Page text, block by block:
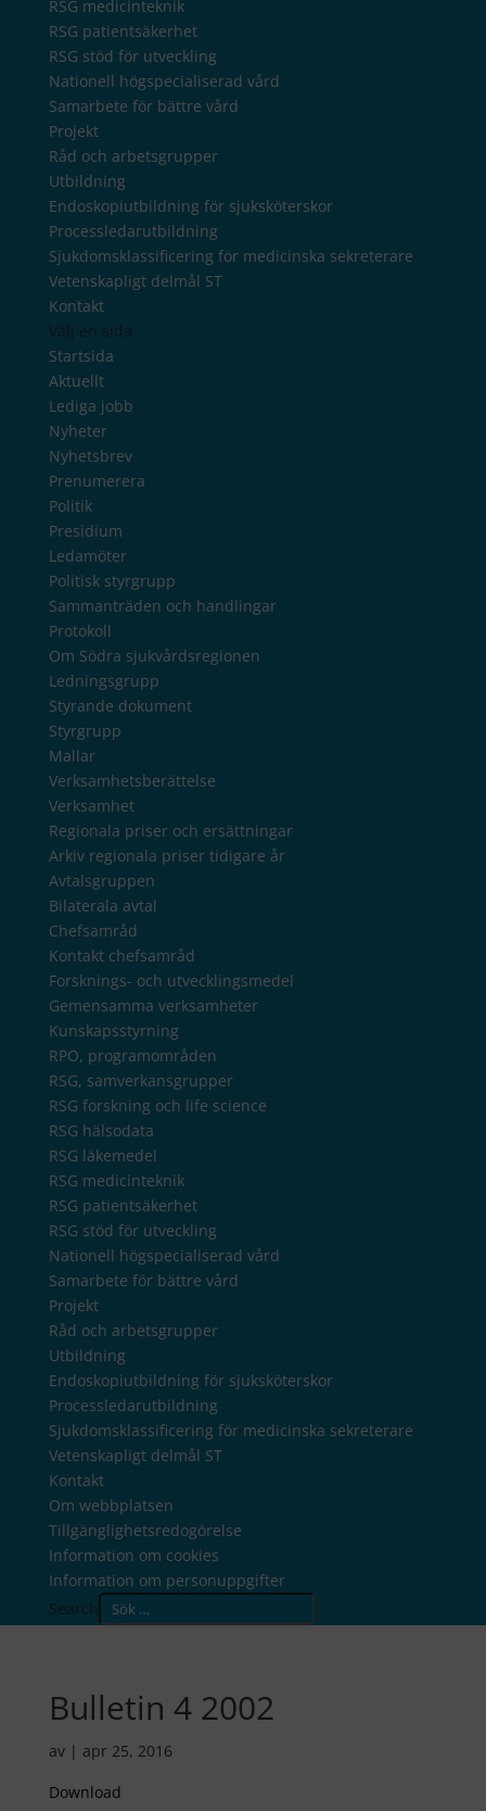
RSG medicinteknik
RSG patientsäkerhet
RSG stöd för utveckling
Nationell högspecialiserad vård
Samarbete för bättre vård
Projekt
Råd och arbetsgrupper
Utbildning
Endoskopiutbildning för sjuksköterskor
Processledarutbildning
Sjukdomsklassificering för medicinska sekreterare
Vetenskapligt delmål ST
Kontakt
Välj en sida
Startsida
Aktuellt
Lediga jobb
Nyheter
Nyhetsbrev
Prenumerera
Politik
Presidium
Ledamöter
Politisk styrgrupp
Sammanträden och handlingar
Protokoll
Om Södra sjukvårdsregionen
Ledningsgrupp
Styrande dokument
Styrgrupp
Mallar
Verksamhetsberättelse
Verksamhet
Regionala priser och ersättningar
Arkiv regionala priser tidigare år
Avtalsgruppen
Bilaterala avtal
Chefsamråd
Kontakt chefsamråd
Forsknings- och utvecklingsmedel
Gemensamma verksamheter
Kunskapsstyrning
RPO, programområden
RSG, samverkansgrupper
RSG forskning och life science
RSG hälsodata
RSG läkemedel
RSG medicinteknik
RSG patientsäkerhet
RSG stöd för utveckling
Nationell högspecialiserad vård
Samarbete för bättre vård
Projekt
Råd och arbetsgrupper
Utbildning
Endoskopiutbildning för sjuksköterskor
Processledarutbildning
Sjukdomsklassificering för medicinska sekreterare
Vetenskapligt delmål ST
Kontakt
Om webbplatsen
Tillgänglighetsredogörelse
Information om cookies
Information om personuppgifter
Search
Bulletin 4 2002
av | apr 25, 2016
Download